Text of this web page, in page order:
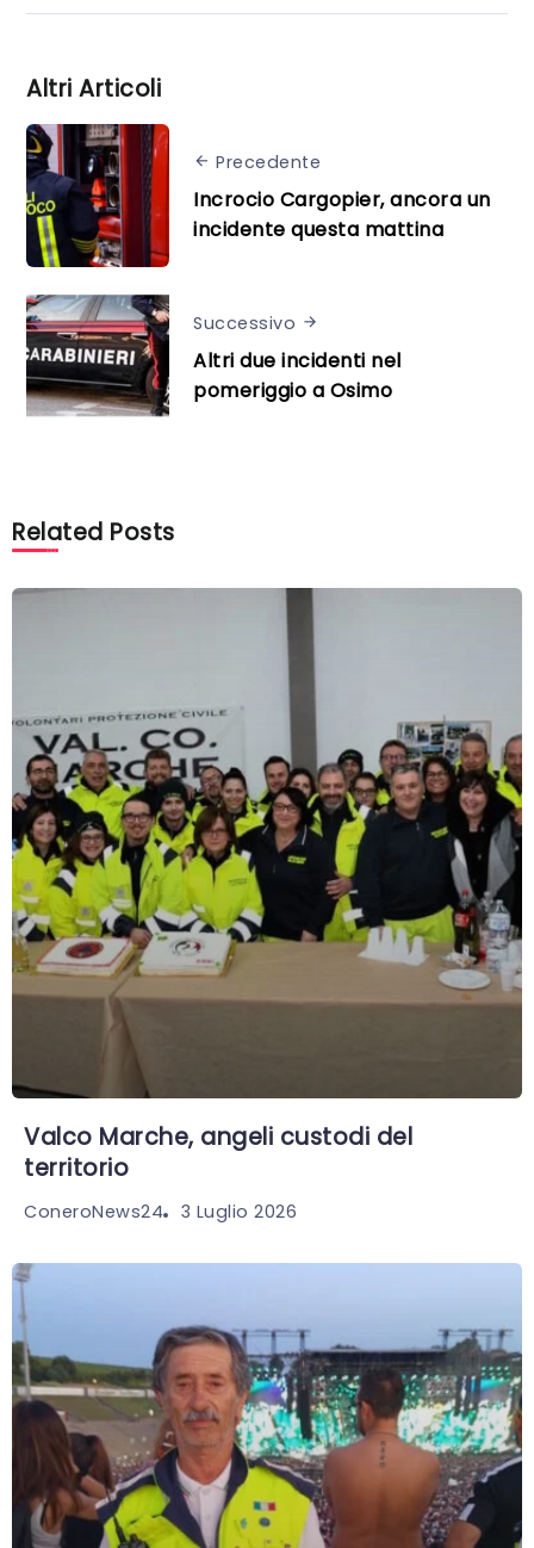
Altri Articoli
Precedente
Incrocio Cargopier, ancora un
incidente questa mattina
Successivo
Altri due incidenti nel
pomeriggio a Osimo
Related Posts
Valco Marche, angeli custodi del
territorio
ConeroNews24 3 Luglio 2026